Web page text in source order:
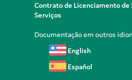
Contrato de Licenciamento de
Serviços
Documentação em outros
English
Español